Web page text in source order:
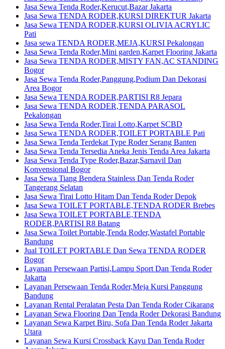
Jasa Sewa Tenda Roder,Kerucut,Bazar Jakarta
Jasa Sewa TENDA RODER,KURSI DIREKTUR Jakarta
Jasa Sewa TENDA RODER,KURSI OLIVIA ACRYLIC
Pati
Jasa sewa TENDA RODER,MEJA,KURSI Pekalongan
Jasa Sewa Tenda Roder,Mini garden,Karpet Flooring Jakarta
Jasa Sewa TENDA RODER,MISTY FAN,AC STANDING
Bogor
Jasa Sewa Tenda Roder,Panggung,Podium Dan Dekorasi
Area Bogor
Jasa Sewa TENDA RODER,PARTISI R8 Jepara
Jasa Sewa TENDA RODER,TENDA PARASOL
Pekalongan
Jasa Sewa Tenda Roder,Tirai Lotto,Karpet SCBD
Jasa Sewa TENDA RODER,TOILET PORTABLE Pati
Jasa Sewa Tenda Terdekat Type Roder Serang Banten
Jasa Sewa Tenda Tersedia Aneka Jenis Tenda Area Jakarta
Jasa Sewa Tenda Type Roder,Bazar,Sarnavil Dan
Konvensional Bogor
Jasa Sewa Tiang Bendera Stainless Dan Tenda Roder
Tangerang Selatan
Jasa Sewa Tirai Lotto Hitam Dan Tenda Roder Depok
Jasa Sewa TOILET PORTABLE,TENDA RODER Brebes
Jasa Sewa TOILET PORTABLE,TENDA
RODER,PARTISI R8 Batang
Jasa Sewa Toilet Portable,Tenda Roder,Wastafel Portable
Bandung
Jual TOILET PORTABLE Dan Sewa TENDA RODER
Bogor
Layanan Persewaan Partisi,Lampu Sport Dan Tenda Roder
Jakarta
Layanan Persewaan Tenda Roder,Meja Kursi Panggung
Bandung
Layanan Rental Peralatan Pesta Dan Tenda Roder Cikarang
Layanan Sewa Flooring Dan Tenda Roder Dekorasi Bandung
Layanan Sewa Karpet Biru, Sofa Dan Tenda Roder Jakarta
Utara
Layanan Sewa Kursi Crossback Kayu Dan Tenda Roder